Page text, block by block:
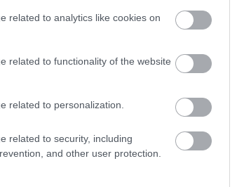
related to analytics like cookies on
related to functionality of the website
related to personalization.
related to security, including
and other user protection.
(αξιολογεί το οπτικό νεύρο και τον
της ενδοφθάλμιας πίεσης). Μπορεί
στάδιο τη νόσο.
το
είναι μη
«Η Παγκόσμια Εβδομάδα
να γίνουν αντιληπτές μόνο με την